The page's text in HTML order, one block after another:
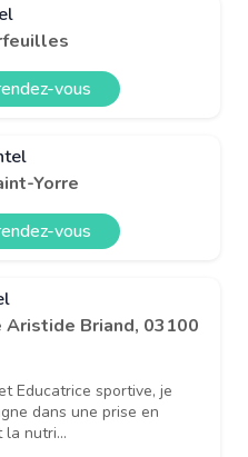
vous
Yorre
vous
Aristide Briand, 03100
Educatrice sportive, je
dans une prise en
la nutri...